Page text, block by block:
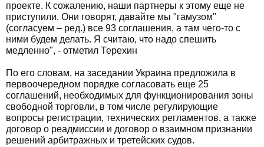
проекте. К сожалению, наши партнеры к этому еще не
приступили. Они говорят, давайте мы "гамузом"
(согласуем – ред.) все 93 соглашения, а там чего-то с
ними будем делать. Я считаю, что надо спешить
медленно", - отметил Терехин
По его словам, на заседании Украина предложила в
первоочередном порядке согласовать еще 25
соглашений, необходимых для функционирования зоны
свободной торговли, в том числе регулирующие
вопросы регистрации, технических регламентов, а также
договор о реадмиссии и договор о взаимном признании
решений арбитражных и третейских судов.